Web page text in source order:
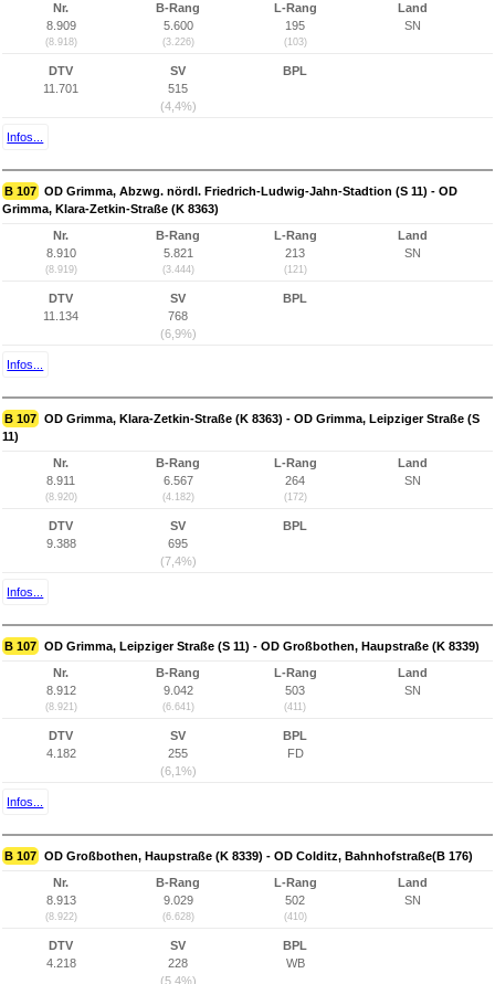
Nr.
8.909
(8.918)
B-Rang
5.600
(3.226)
L-Rang
195
(103)
Land
SN
DTV
11.701
SV
515
(4,4%)
BPL
Infos...
B 107 OD Grimma, Abzwg. nördl. Friedrich-Ludwig-Jahn-Stadtion (S 11) - OD
Grimma, Klara-Zetkin-Straße (K 8363)
Nr.
8.910
(8.919)
B-Rang
5.821
(3.444)
L-Rang
213
(121)
Land
SN
DTV
11.134
SV
768
(6,9%)
BPL
Infos...
B 107 OD Grimma, Klara-Zetkin-Straße (K 8363) - OD Grimma, Leipziger Straße (S
11)
Nr.
8.911
(8.920)
B-Rang
6.567
(4.182)
L-Rang
264
(172)
Land
SN
DTV
9.388
SV
695
(7,4%)
BPL
Infos...
B 107 OD Grimma, Leipziger Straße (S 11) - OD Großbothen, Haupstraße (K 8339)
Nr.
8.912
(8.921)
B-Rang
9.042
(6.641)
L-Rang
503
(411)
Land
SN
DTV
4.182
SV
255
(6,1%)
BPL
FD
Infos...
B 107 OD Großbothen, Haupstraße (K 8339) - OD Colditz, Bahnhofstraße(B 176)
Nr.
8.913
(8.922)
B-Rang
9.029
(6.628)
L-Rang
502
(410)
Land
SN
DTV
4.218
SV
228
(5,4%)
BPL
WB